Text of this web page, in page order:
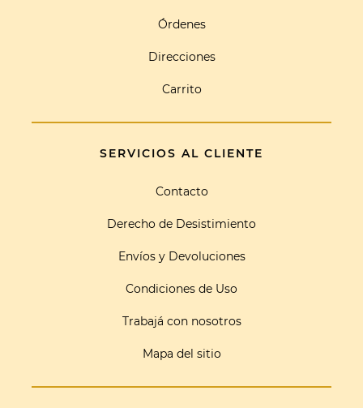
Órdenes
Direcciones
Carrito
SERVICIOS AL CLIENTE
Contacto
Derecho de Desistimiento
Envíos y Devoluciones
Condiciones de Uso
Trabajá con nosotros
Mapa del sitio